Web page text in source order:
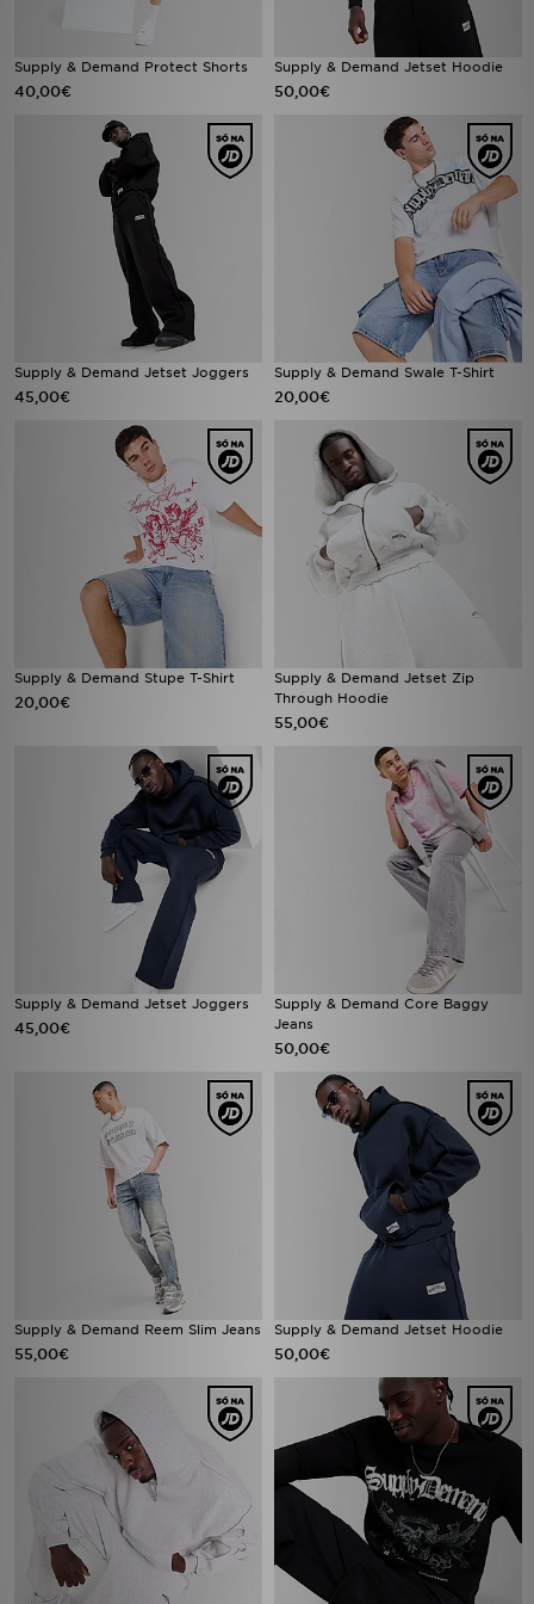
Supply & Demand Protect Shorts
40,00€
Supply & Demand Jetset Hoodie
50,00€
Supply & Demand Jetset Joggers
45,00€
Supply & Demand Swale T-Shirt
20,00€
Supply & Demand Stupe T-Shirt
20,00€
Supply & Demand Jetset Zip
Through Hoodie
55,00€
Supply & Demand Jetset Joggers
45,00€
Supply & Demand Core Baggy
Jeans
50,00€
Supply & Demand Reem Slim Jeans
55,00€
Supply & Demand Jetset Hoodie
50,00€